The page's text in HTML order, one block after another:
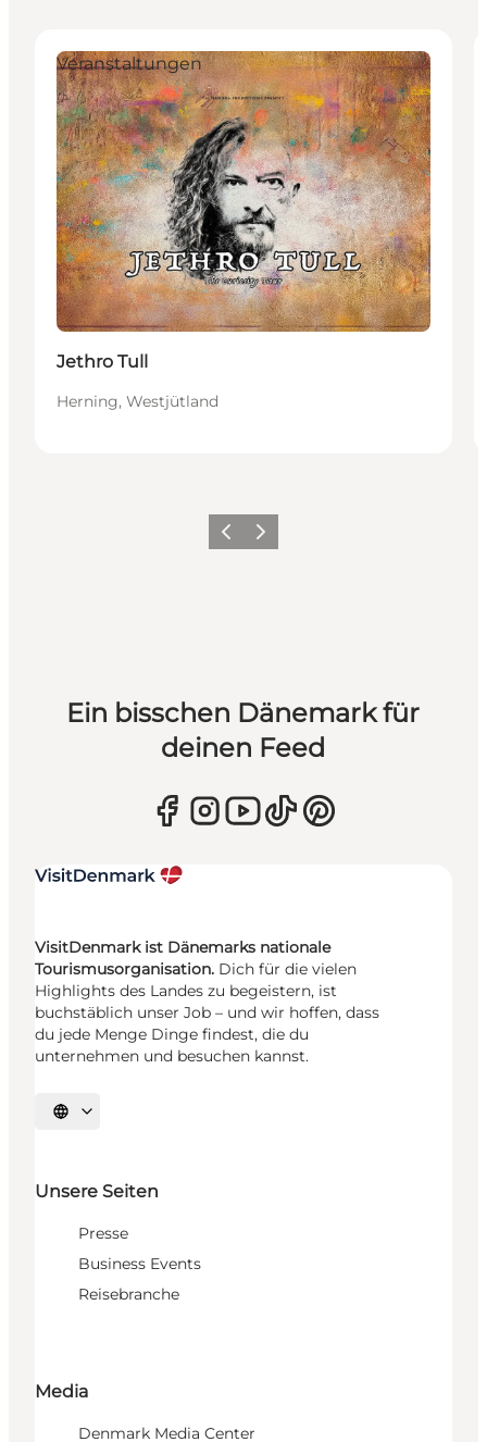
Veranstaltungen
Jethro Tull
Herning, Westjütland
ZurückWeiter
Ein bisschen Dänemark für
deinen Feed
VisitDenmark ist Dänemarks nationale
Tourismusorganisation. Dich für die vielen
Highlights des Landes zu begeistern, ist
buchstäblich unser Job – und wir hoffen, dass
du jede Menge Dinge findest, die du
unternehmen und besuchen kannst.
Sprache auswählen
Unsere Seiten
Presse
Business Events
Reisebranche
Media
Denmark Media Center